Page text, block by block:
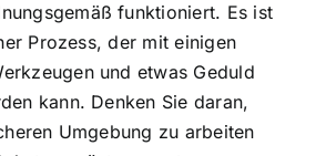
funktioniert. Es ist
Prozess, der mit einigen
und etwas Geduld
kann. Denken Sie daran,
Umgebung zu arbeiten